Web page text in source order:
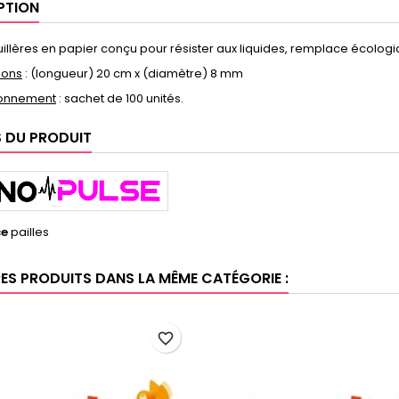
en papier conçu pour résister aux liquides, remplace
: (longueur) 20 cm x (diamètre) 8 mm
: sachet de 100 unités.
DU PRODUIT
pailles
PRODUITS DANS LA MÊME CATÉGORIE :
favorite_border